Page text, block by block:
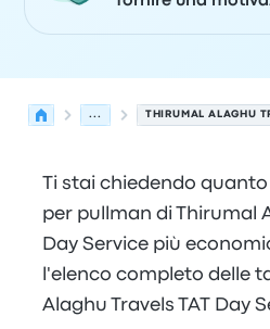
... THIRUMAL ALAGHU
Ti stai chiedendo
per pullman di Thirumal
Day Service più
l'elenco completo delle
Alaghu Travels TAT Day